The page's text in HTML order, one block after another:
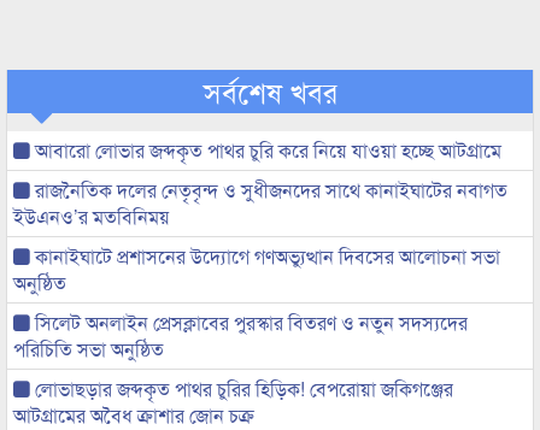
সর্বশেষ খবর
আবারো লোভার জব্দকৃত পাথর চুরি করে নিয়ে যাওয়া হচ্ছে আটগ্রামে
রাজনৈতিক দলের নেতৃবৃন্দ ও সুধীজনদের সাথে কানাইঘাটের নবাগত
ইউএনও’র মতবিনিময়
কানাইঘাটে প্রশাসনের উদ্যোগে গণঅভ্যুত্থান দিবসের আলোচনা সভা
অনুষ্ঠিত
সিলেট অনলাইন প্রেসক্লাবের পুরস্কার বিতরণ ও নতুন সদস্যদের
পরিচিতি সভা অনুষ্ঠিত
লোভাছড়ার জব্দকৃত পাথর চুরির হিড়িক! বেপরোয়া জকিগঞ্জের
আটগ্রামের অবৈধ ক্রাশার জোন চক্র